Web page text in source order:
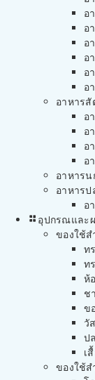
อ
อ
อ
อ
อ
อ
อาหารสั
อ
อ
อ
อ
อาหารน
อาหารป
อ
อุปกรณและ
ของใช้ส
ท
ท
ห้
ช
ข
วั
ป
เ
ของใช้ส